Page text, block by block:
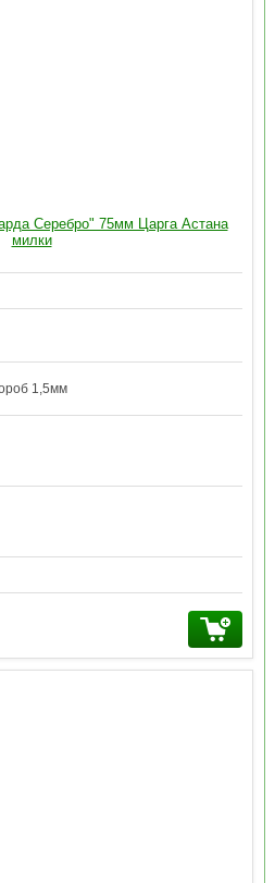
Серебро" 75мм Царга Астана
милки
1,5мм